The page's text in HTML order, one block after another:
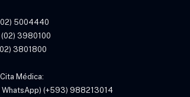
5004440
(02) 3980100
3801800
Médica:
WhatsApp) (+593) 988213014